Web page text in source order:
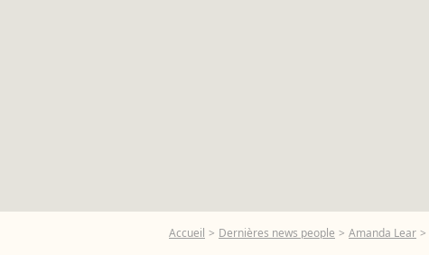
Accueil Dernières news people Amanda Lear